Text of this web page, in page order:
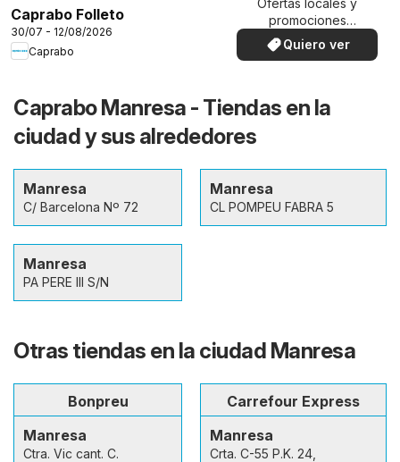
Caprabo Folleto
30/07 - 12/08/2026
Caprabo
Ofertas locales y
promociones
especiales.
Quiero ver
Caprabo Manresa - Tiendas en la
ciudad y sus alrededores
Manresa
C/ Barcelona Nº 72
Manresa
CL POMPEU FABRA 5
Manresa
PA PERE III S/N
Otras tiendas en la ciudad Manresa
Bonpreu
Manresa
Ctra. Vic cant. C.
Carrefour Express
Manresa
Crta. C-55 P.K. 24,